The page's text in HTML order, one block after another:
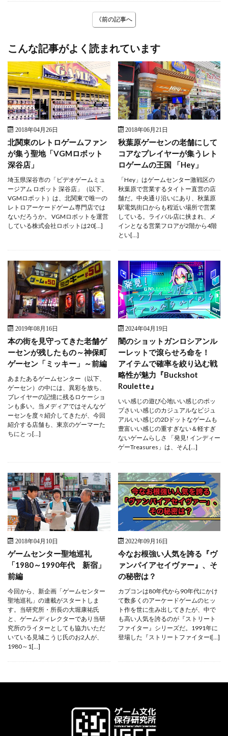
《前の記事へ
こんな記事がよく読まれています
2018年04月26日
北関東のレトロゲームファン
が集う聖地「VGMロボット
深谷店」
埼玉県深谷市の「ビデオゲームミュ
ージアム ロボット 深谷店」（以下、
VGMロボット）は、北関東で唯一の
レトロアーケードゲーム専門店では
ないだろうか。 VGMロボットを運営
している株式会社ロボットは20[…]
2018年06月21日
秋葉原ゲーセンの老舗にして
コアなプレイヤーが集うレト
ロゲームの王国 「Hey」
「Hey」はゲームセンター激戦区の
秋葉原で営業するタイトー直営の店
舗だ。中央通り沿いにあり、秋葉原
駅電気街口からも程近い場所で営業
している。ライバル店に挟まれ、メ
インとなる営業フロアが2階から4階
とい[…]
2019年08月16日
本の街を見守ってきた老舗ゲ
ーセンが残したもの～神保町
ゲーセン「ミッキー」～前編
あまたあるゲームセンター（以下、
ゲーセン）の中には、異彩を放ち、
プレイヤーの記憶に残るロケーショ
ンも多い。当メディアではそんなゲ
ーセンを度々紹介してきたが、今回
紹介する店舗も、東京のゲーマーた
ちにとっ[…]
2024年04月19日
闇のショットガンロシアンル
ーレットで滾らせろ命を！
アイテムで確率を絞り込む戦
略性が魅力『Buckshot
Roulette』
いい感じの遊び心地いい感じのポッ
プさいい感じのカジュアルなビジュ
アルいい感じの2Dドットなゲームも
豊富いい感じの重すぎない＆軽すぎ
ないゲームらしさ 「発見! インディー
ゲーTreasures」は、そん[…]
2018年04月10日
ゲームセンター聖地巡礼
「1980～1990年代 新宿」
前編
今回から、新企画「ゲームセンター
聖地巡礼」の連載がスタートしま
す。当研究所・所長の大堀康祐氏
と、ゲームディレクターであり当研
究所のライターとしても協力いただ
いている見城こうじ氏のお2人が、
1980～1[…]
2022年09月16日
今なお根強い人気を誇る『ヴ
ァンパイアセイヴァー』、そ
の秘密は？
カプコンは80年代から90年代にかけ
て数多くのアーケードゲームのヒッ
ト作を世に生み出してきたが、中で
も高い人気を誇るのが『ストリート
ファイター』シリーズだ。1991年に
登場した『ストリートファイターI[…]